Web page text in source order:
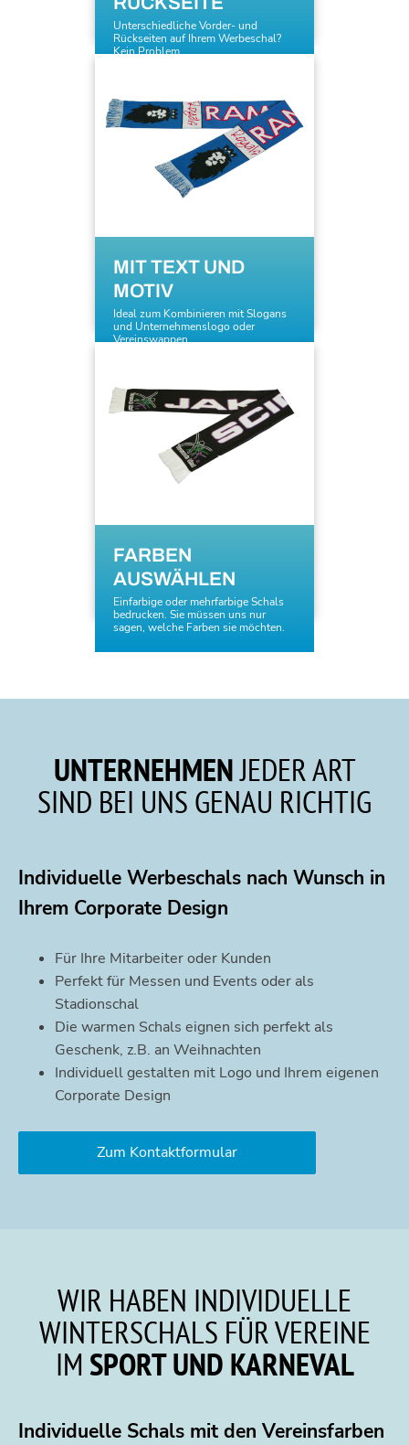
Unterschiedliche Vorder- und
Rückseiten auf Ihrem Werbeschal?
Kein Problem
MIT TEXT UND
MOTIV
Ideal zum Kombinieren mit Slogans
und Unternehmenslogo oder
Vereinswappen.
FARBEN
AUSWÄHLEN
Einfarbige oder mehrfarbige Schals
bedrucken. Sie müssen uns nur
sagen, welche Farben sie möchten.
UNTERNEHMENJEDER ART
SIND BEI UNS GENAU RICHTIG
Individuelle Werbeschals nach Wunsch in
Ihrem Corporate Design
Für Ihre Mitarbeiter oder Kunden
Perfekt für Messen und Events oder als
Stadionschal
Die warmen Schals eignen sich perfekt als
Geschenk, z.B. an Weihnachten
Individuell gestalten mit Logo und Ihrem eigenen
Corporate Design
Zum Kontaktformular
WIR HABEN INDIVIDUELLE
WINTERSCHALS FÜR VEREINE
IMSPORT UND KARNEVAL
Individuelle Schals mit den Vereinsfarben